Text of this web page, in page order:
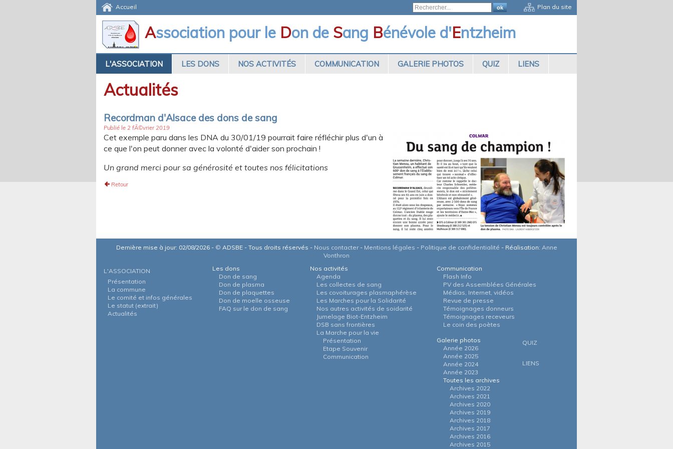
Accueil Plan du site
Association pour le Don de Sang Bénévole d'Entzheim
L'ASSOCIATION LES DONS NOS ACTIVITÉS COMMUNICATION GALERIE PHOTOS QUIZ LIENS
Actualités
Recordman d'Alsace des dons de sang
Publié le 2 fÃ©vrier 2019
Cet exemple paru dans les DNA du 30/01/19 pourrait faire réfléchir plus d'un à
ce que l'on peut donner avec la volonté d'aider son prochain !
Un grand merci pour sa générosité et toutes nos félicitations
Retour
Dernière mise à jour: 02/08/2026 - © ADSBE - Tous droits réservés - Nous contacter- Mentions légales - Politique de confidentialité - Réalisation: Anne
Vonthron
L'ASSOCIATION
Présentation
La commune
Le comité et infos générales
Le statut (extrait)
Actualités
Les dons
Don de sang
Don de plasma
Don de plaquettes
Don de moelle osseuse
FAQ sur le don de sang
Nos activités
Agenda
Les collectes de sang
Les covoiturages plasmaphérèse
Les Marches pour la Solidarité
Nos autres activités de soidarité
Jumelage Biot-Entzheim
DSB sans frontières
La Marche pour la vie
Présentation
Etape Souvenir
Communication
Communication
Flash Info
PV des Assemblées Générales
Médias, Internet, vidéos
Revue de presse
Témoignages donneurs
Témoignages receveurs
Le coin des poètes
Galerie photos
Année 2026
Année 2025
Année 2024
Année 2023
Toutes les archives
Archives 2022
Archives 2021
Archives 2020
Archives 2019
Archives 2018
Archives 2017
Archives 2016
Archives 2015
QUIZ
LIENS